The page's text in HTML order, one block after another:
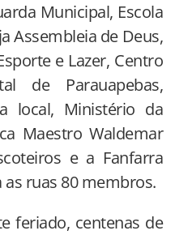
Municipal, Escola
Assembleia de Deus,
e Lazer, Centro
de Parauapebas,
local, Ministério da
Maestro Waldemar
e a Fanfarra
ruas 80 membros.
feriado, centenas de